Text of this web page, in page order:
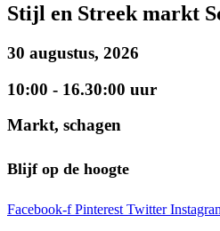
Stijl en Streek markt
30 augustus, 2026
10:00 - 16.30:00 uur
Markt, schagen
Blijf op de hoogte
Facebook-f Pinterest Twitter